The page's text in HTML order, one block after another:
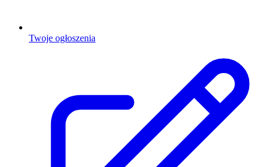
Twoje ogłoszenia